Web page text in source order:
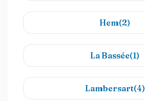
Hem(2)
La Bassée(1)
Lambersart(4)